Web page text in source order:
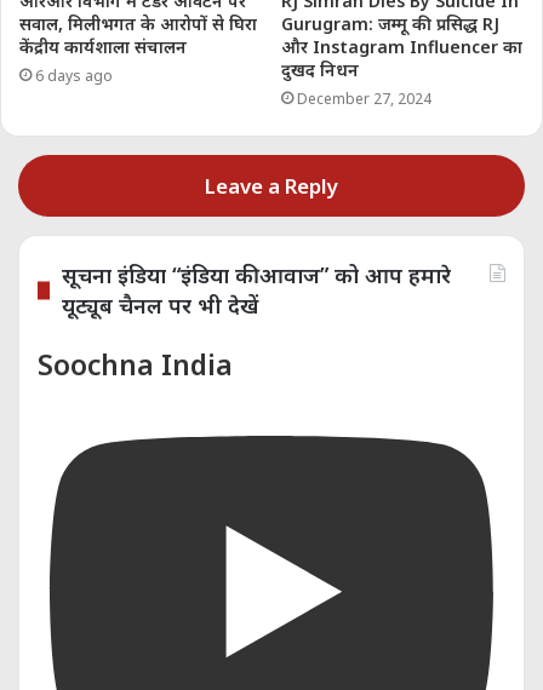
किया है और पत्रकारिता में
निष्पक्षता और नैतिकता के प्रति
उनकी प्रतिबद्धता ने उन्हें एक
विश्वसनीय आवाज बनाया है।
उन्होंने अपने काम के लिए कई
पुरस्कार प्राप्त किए हैं और युवा
पत्रकारों को मार्गदर्शन देने में भी
सक्रिय हैं।
Share this:
Like this:
महापौर लखनऊ
सवाल, मिलीभगत के आरोपों से घिरा
केंद्रीय कार्यशाला संचालन
6 days ago
Gurugram: जम्मू की प्रसिद्ध RJ
और Instagram Influencer का
दुखद निधन
December 27, 2024
Leave a Reply
सूचना इंडिया “इंडिया की आवाज” को आप हमारे
यूट्यूब चैनल पर भी देखें
Soochna India